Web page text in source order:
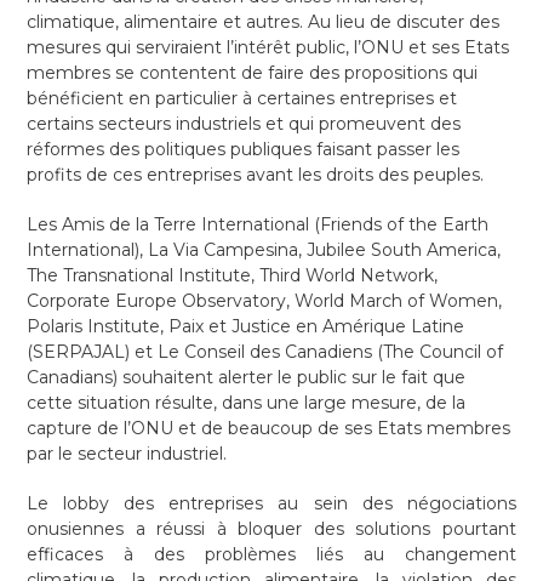
climatique, alimentaire et autres. Au lieu de discuter des
mesures qui serviraient l’intérêt public, l’ONU et ses Etats
membres se contentent de faire des propositions qui
bénéficient en particulier à certaines entreprises et
certains secteurs industriels et qui promeuvent des
réformes des politiques publiques faisant passer les
profits de ces entreprises avant les droits des peuples.
Les Amis de la Terre International (Friends of the Earth
International), La Via Campesina, Jubilee South America,
The Transnational Institute, Third World Network,
Corporate Europe Observatory, World March of Women,
Polaris Institute, Paix et Justice en Amérique Latine
(SERPAJAL) et Le Conseil des Canadiens (The Council of
Canadians) souhaitent alerter le public sur le fait que
cette situation résulte, dans une large mesure, de la
capture de l’ONU et de beaucoup de ses Etats membres
par le secteur industriel.
Le lobby des entreprises au sein des négociations
onusiennes a réussi à bloquer des solutions pourtant
efficaces à des problèmes liés au changement